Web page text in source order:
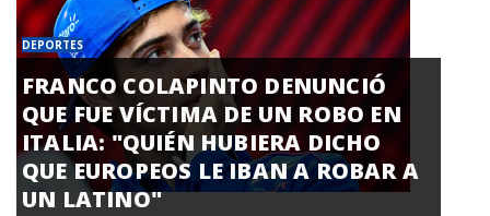
DEPORTES
FRANCO COLAPINTO DENUNCIÓ
QUE FUE VÍCTIMA DE UN ROBO EN
ITALIA: "QUIÉN HUBIERA DICHO
QUE EUROPEOS LE IBAN A ROBAR A
UN LATINO"